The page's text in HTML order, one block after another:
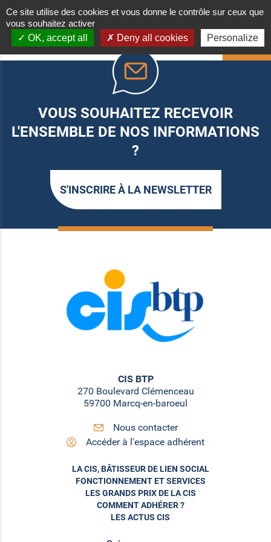
HAUT
VOUS SOUHAITEZ RECEVOIR
L'ENSEMBLE DE NOS INFORMATIONS
?
S'INSCRIRE À LA NEWSLETTER
CIS BTP
270 Boulevard Clémenceau
59700 Marcq-en-baroeul
Nous contacter
Accéder à l'espace adhérent
LA CIS, BÂTISSEUR DE LIEN SOCIAL
FONCTIONNEMENT ET SERVICES
LES GRANDS PRIX DE LA CIS
COMMENT ADHÉRER ?
LES ACTUS CIS
Ce site utilise des cookies et vous donne le contrôle sur ceux que
vous souhaitez activer
OK, accept all
Deny all cookies Personalize